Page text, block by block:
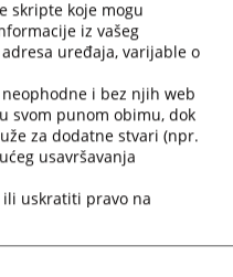
skripte koje mogu
iz vašeg
uređaja, varijable o
i bez njih web
svom punom obimu, dok
za dodatne stvari (npr.
usavršavanja
uskratiti pravo na